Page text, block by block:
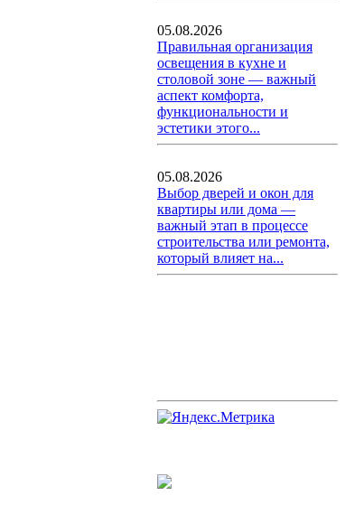
05.08.2026
Правильная организация
освещения в кухне и
столовой зоне — важный
аспект комфорта,
функциональности и
эстетики этого...
05.08.2026
Выбор дверей и окон для
квартиры или дома —
важный этап в процессе
строительства или ремонта,
который влияет на...